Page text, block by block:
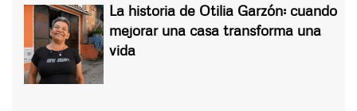
La historia de Otilia Garzón: cuando
mejorar una casa transforma una
vida